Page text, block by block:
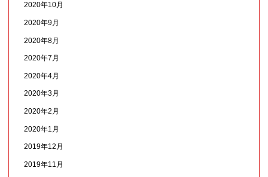
2020年10月
2020年9月
2020年8月
2020年7月
2020年4月
2020年3月
2020年2月
2020年1月
2019年12月
2019年11月